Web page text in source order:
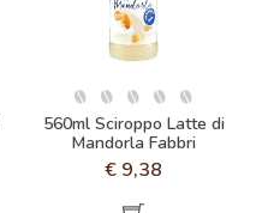
560ml Sciroppo Latte di
Mandorla Fabbri
€ 9,38